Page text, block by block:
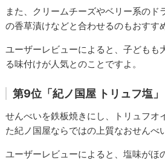
また、クリームチーズやベリー系のド
の香草漬けなどと合わせるのもおすす
ユーザーレビューによると、子どもも
る味付けが人気とのことですよ。
第9位「紀ノ国屋 トリュフ塩」
せんべいを鉄板焼きにし、トリュフオ
た紀ノ国屋ならではの上質なおせんべ
ユーザーレビューによると、塩味がほ